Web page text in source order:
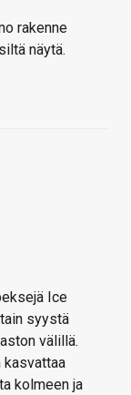
rakenne
näytä.
Ice
syystä
välillä.
kasvattaa
kolmeen ja